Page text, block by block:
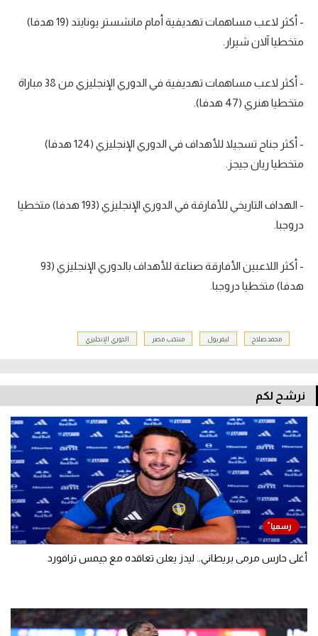
- أكثر لاعب مساهمات تهديفية أمام مانشستر يونايتد (19 هدفا)
متخطيا آلان شيرار.
- أكثر لاعب مساهمات تهديفية في الدوري الإنجليزي من 38 مباراة
متخطيا هنري (47 هدفا).
- أكثر جناح تسجيلا للأهداف في الدوري الإنجليزي (124 هدفا)
متخطيا ريان جيجز.
- الهداف التاريخي للأفارقة في الدوري الإنجليزي (193 هدفا) متخطيا
دروجبا.
- أكثر اللاعبين الأفارقة صناعة للأهداف بالدوري الإنجليزي (93
هدفا) متخطيا دروجبا.
محمد صلاح ليفربول منتخب مصر الدوري الإنجليزي
نرشح لكم
أغلى حارس مرمى بريطاني.. ليدز يعلن تعاقده مع جيمس ترافورد